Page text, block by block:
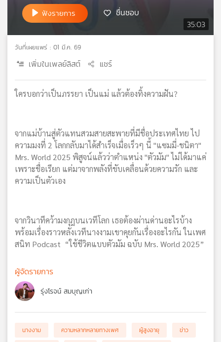
แผนที่
วิทยุ
เครือ
35:03
ฟังรายการ ชื่นชอบ
วันที่เผยแพร่ : 01 มี.ค. 69
เพิ่มในเพลย์ลิสต์ แชร์
ใครบอกว่าเป็นภรรยา เป็นแม่ แล้วต้องทิ้งความฝัน?
จากแม่บ้านสู่ตัวแทนสวมสายสะพายที่มีชื่อประเทศไทย ไป
ความมงที่ 2 โลกกลับมาได้สำเร็จเมื่อเร็วๆ นี้ "แซมมี่-ชนิตา"
Mrs. World 2025 พิสูจน์แล้วว่าตำแหน่ง "ตัวมัม" ไม่ได้มาแค่
เพราะชื่อเรียก แต่มาจากพลังที่ขับเคลื่อนด้วยความรัก และ
ความเป็นตัวเอง
จากวินาทีคว้ามงกุฎบนเวทีโลก เธอต้องผ่านด่านอะไรบ้าง
พร้อมเรื่องราวหลังเวทีนางงามเขาคุยกันเรื่องอะไรกัน ในเพศ
สนิท Podcast “ใช้ชีวิตแบบตัวมัม ฉบับ Mrs. World 2025”
ผู้จัดรายการ
รุ่งโรจน์ สมบุญเก่า
นางงาม ความหลากหลายทางเพศ ผู้สูงอายุ
ข่าว